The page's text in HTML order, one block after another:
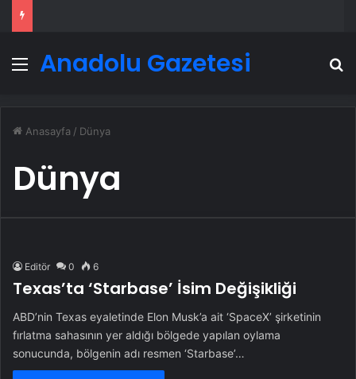
Menü
Anadolu Gazetesi
Anasayfa / Dünya
Dünya
Editör 0 6
Texas’ta ‘Starbase’ İsim Değişikliği
ABD’nin Texas eyaletinde Elon Musk’a ait ‘SpaceX’ şirketinin
fırlatma sahasının yer aldığı bölgede yapılan oylama
sonucunda, bölgenin adı resmen ‘Starbase’…